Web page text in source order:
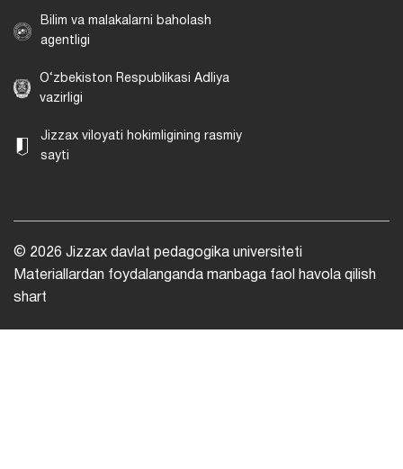
Bilim va malakalarni baholash
agentligi
O‘zbekiston Respublikasi Adliya
vazirligi
Jizzax viloyati hokimligining rasmiy
sayti
© 2026 Jizzax davlat pedagogika universiteti
Materiallardan foydalanganda manbaga faol havola qilish
shart